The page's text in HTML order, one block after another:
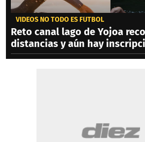
VIDEOS NO TODO ES FÚTBOL
Reto canal lago de Yojoa
distancias y aún hay